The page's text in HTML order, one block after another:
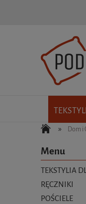
» Dom i
Menu
TEKSTYLIA
RĘCZNIKI
POŚCIELE